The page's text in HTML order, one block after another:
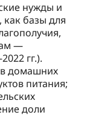
нужды и
базы для
—
гг.).
домашних
питания;
доли